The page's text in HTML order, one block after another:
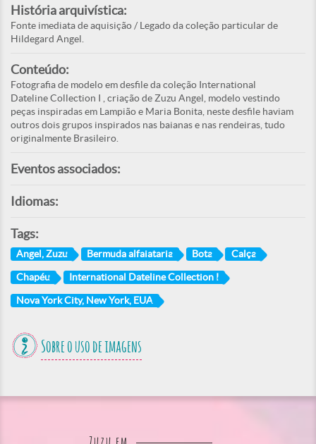
História arquivística:
Fonte imediata de aquisição / Legado da coleção particular de
Hildegard Angel.
Conteúdo:
Fotografia de modelo em desfile da coleção International
Dateline Collection I , criação de Zuzu Angel, modelo vestindo
peças inspiradas em Lampião e Maria Bonita, neste desfile haviam
outros dois grupos inspirados nas baianas e nas rendeiras, tudo
originalmente Brasileiro.
Eventos associados:
Idiomas:
Tags:
Angel, Zuzu Bermuda alfaiataria Bota Calça
Chapéu International Dateline Collection I
Nova York City, New York, EUA
Sobre o uso de imagens